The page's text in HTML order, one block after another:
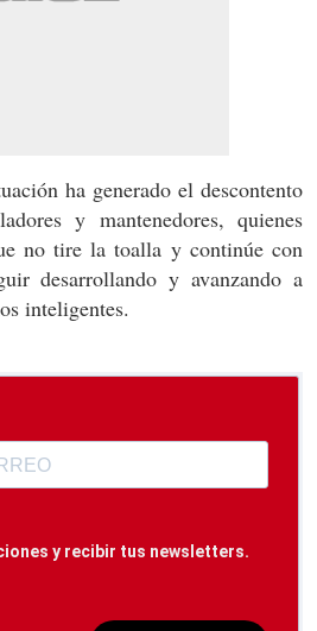
ha generado el descontento
y mantenedores, quienes
no tire la toalla y continúe con
desarrollando y avanzando a
inteligentes.
y recibir tus newsletters.